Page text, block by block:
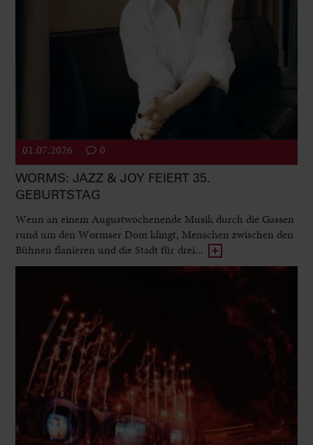
01.07.2026 0
WORMS: JAZZ & JOY FEIERT 35.
GEBURTSTAG
Wenn an einem Augustwochenende Musik durch die Gassen
rund um den Wormser Dom klingt, Menschen zwischen den
Bühnen flanieren und die Stadt für drei...